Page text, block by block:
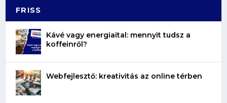
FRISS
Kávé vagy energiaital: mennyit tudsz a
koffeinről?
Webfejlesztő: kreativitás az online térben